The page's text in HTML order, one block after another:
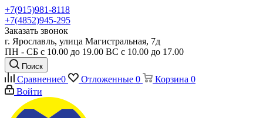
+7(915)981-8118
+7(4852)945-295
Заказать звонок
г. Ярославль, улица Магистральная, 7д
ПН - СБ с 10.00 до 19.00 ВС с 10.00 до 17.00
Поиск
Сравнение0 Отложенные 0 Корзина 0
Войти